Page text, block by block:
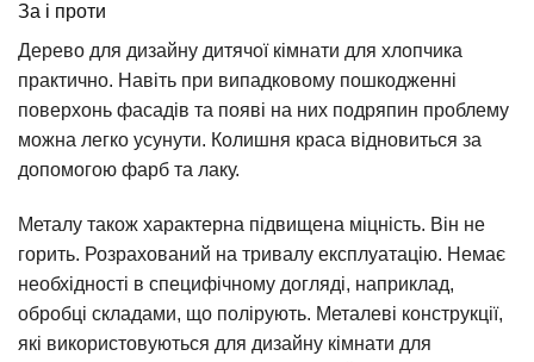
За і проти
Дерево для дизайну дитячої кімнати для хлопчика
практично. Навіть при випадковому пошкодженні
поверхонь фасадів та появі на них подряпин проблему
можна легко усунути. Колишня краса відновиться за
допомогою фарб та лаку.
Металу також характерна підвищена міцність. Він не
горить. Розрахований на тривалу експлуатацію. Немає
необхідності в специфічному догляді, наприклад,
обробці складами, що полірують. Металеві конструкції,
які використовуються для дизайну кімнати для